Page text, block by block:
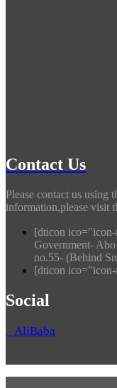
Contact Us
Please contact us using
information,please visit
[dticon
Government-
no.55- (Behind
[dticon
Social
AliBaba